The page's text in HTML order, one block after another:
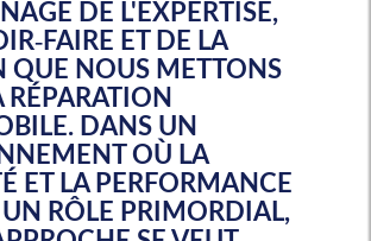
DE L'EXPERTISE,
FAIRE ET DE LA
QUE NOUS METTONS
RÉPARATION
DANS UN
OÙ LA
ET LA PERFORMANCE
RÔLE PRIMORDIAL,